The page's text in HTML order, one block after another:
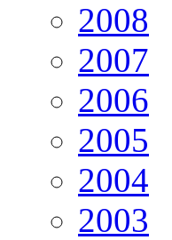
2008
2007
2006
2005
2004
2003